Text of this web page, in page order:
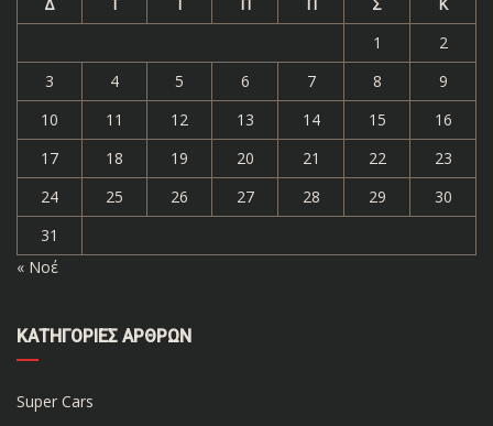
1
2
3
4 5 6 7 8
9
10
11 12 13 14 15
16
17
18 19 20 21 22
23
24
25 26 27 28 29
30
31
« Νοέ
ΚΑΤΗΓΟΡΊΕΣ ΆΡΘΡΩΝ
Super Cars